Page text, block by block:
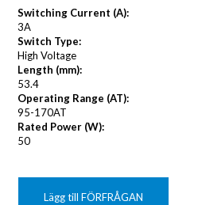
Switching Current (A):
3A
Switch Type:
High Voltage
Length (mm):
53.4
Operating Range (AT):
95-170AT
Rated Power (W):
50
Lägg till FÖRFRÅGAN